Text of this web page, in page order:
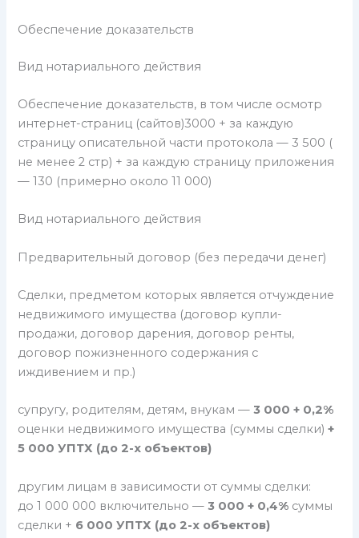
Обеспечение доказательств
Вид нотариального действия
Обеспечение доказательств, в том числе осмотр
интернет-страниц (сайтов)3000 + за каждую
страницу описательной части протокола — 3 500 (
не менее 2 стр) + за каждую страницу приложения
— 130 (примерно около 11 000)
Вид нотариального действия
Предварительный договор (без передачи денег)
Сделки, предметом которых является отчуждение
недвижимого имущества (договор купли-
продажи, договор дарения, договор ренты,
договор пожизненного содержания с
иждивением и пр.)
супругу, родителям, детям, внукам —3 000 + 0,2%
оценки недвижимого имущества (суммы сделки)+
5 000 УПТХ (до 2-х объектов)
другим лицам в зависимости от суммы сделки:
до 1 000 000 включительно —3 000 + 0,4% суммы
сделки + 6 000 УПТХ (до 2-х объектов)